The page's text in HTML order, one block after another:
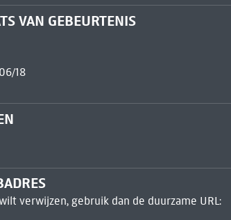
VAN GEBEURTENIS
18
verwijzen, gebruik dan de duurzame URL: